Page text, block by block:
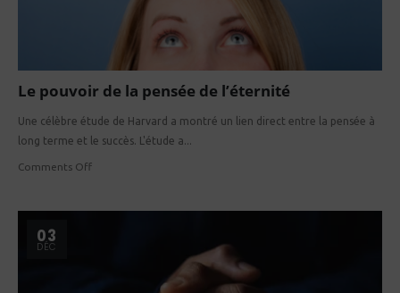
Le pouvoir de la pensée de l’éternité
Une célèbre étude de Harvard a montré un lien direct entre la pensée à
long terme et le succès. L'étude a...
Comments Off
03
DÉC